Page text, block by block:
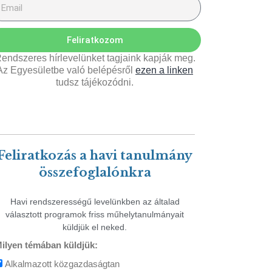
Feliratkozom
hírlevelünket tagjaink kapják meg.
Egyesületbe való belépésről ezen a linken
tudsz tájékozódni.
a havi tanulmány
összefoglalónkra
Havi rendszerességű levelünkben az általad
választott programok friss műhelytanulmányait
küldjük el neked.
témában küldjük:
Alkalmazott közgazdaságtan